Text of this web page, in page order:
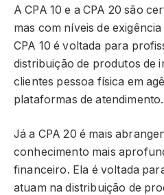
A CPA 10 e a CPA 20 são
mas com níveis de
CPA 10 é voltada para
distribuição de produtos de
clientes pessoa física em
plataformas de atendimento.
Já a CPA 20 é mais
conhecimento mais
financeiro. Ela é voltada
atuam na distribuição de